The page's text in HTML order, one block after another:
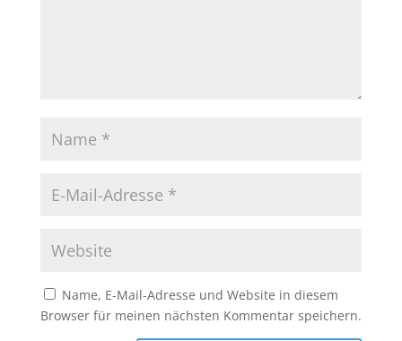
Name, E-Mail-Adresse und Website in diesem
Browser für meinen nächsten Kommentar speichern.